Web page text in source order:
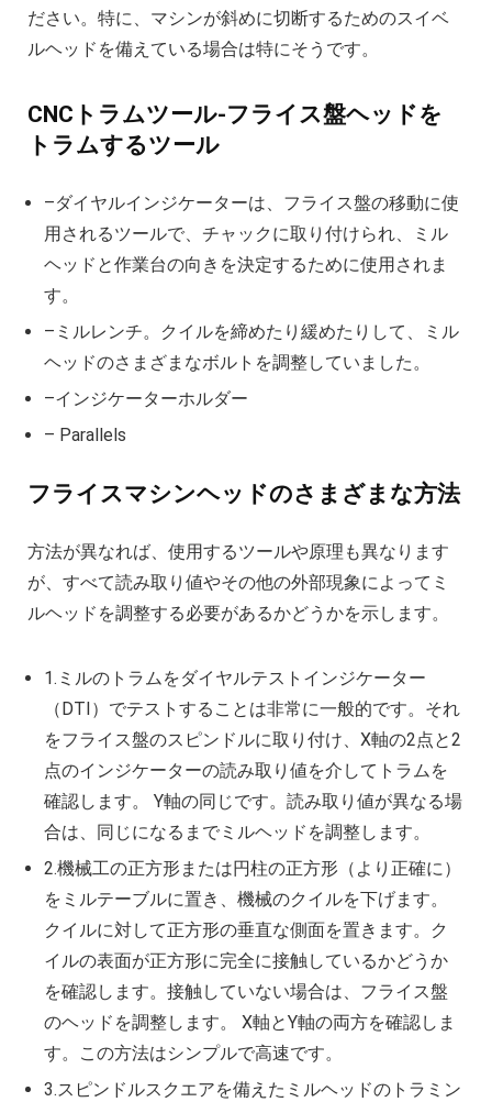
ださい。特に、マシンが斜めに切断するためのスイベ
ルヘッドを備えている場合は特にそうです。
CNCトラムツール-フライス盤ヘッドを
トラムするツール
–ダイヤルインジケーターは、フライス盤の移動に使
用されるツールで、チャックに取り付けられ、ミル
ヘッドと作業台の向きを決定するために使用されま
す。
–ミルレンチ。クイルを締めたり緩めたりして、ミル
ヘッドのさまざまなボルトを調整していました。
–インジケーターホルダー
– Parallels
フライスマシンヘッドのさまざまな方法
方法が異なれば、使用するツールや原理も異なります
が、すべて読み取り値やその他の外部現象によってミ
ルヘッドを調整する必要があるかどうかを示します。
1.ミルのトラムをダイヤルテストインジケーター
（DTI）でテストすることは非常に一般的です。それ
をフライス盤のスピンドルに取り付け、X軸の2点と2
点のインジケーターの読み取り値を介してトラムを
確認します。 Y軸の同じです。読み取り値が異なる場
合は、同じになるまでミルヘッドを調整します。
2.機械工の正方形または円柱の正方形（より正確に）
をミルテーブルに置き、機械のクイルを下げます。
クイルに対して正方形の垂直な側面を置きます。ク
イルの表面が正方形に完全に接触しているかどうか
を確認します。接触していない場合は、フライス盤
のヘッドを調整します。 X軸とY軸の両方を確認しま
す。この方法はシンプルで高速です。
3.スピンドルスクエアを備えたミルヘッドのトラミン